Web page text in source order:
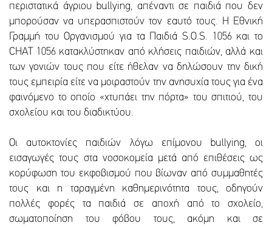
περιστατικά άγριου bullying, απέναντι σε παιδιά που δεν
μπορούσαν να υπερασπιστούν τον εαυτό τους. Η Εθνική
Γραμμή του Οργανισμού για τα Παιδιά S.O.S. 1056 και το
CHAT 1056 κατακλύστηκαν από κλήσεις παιδιών, αλλά και
των γονιών τους που είτε ήθελαν να δηλώσουν την δική
τους εμπειρία είτε να μοιραστούν την ανησυχία τους για ένα
φαινόμενο το οποίο «χτυπάει την πόρτα» του σπιτιού, του
σχολείου και του διαδικτύου.
Οι αυτοκτονίες παιδιών λόγω επίμονου bullying, οι
εισαγωγές τους στα νοσοκομεία μετά από επιθέσεις ως
κορύφωση του εκφοβισμού που βίωναν από συμμαθητές
τους και η ταραγμένη καθημερινότητα τους, οδηγούν
πολλές φορές τα παιδιά σε αποχή από το σχολείο,
σωματοποίηση του φόβου τους, ακόμη και σε